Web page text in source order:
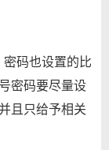
码也设置的比
密码要尽量设
且只给予相关